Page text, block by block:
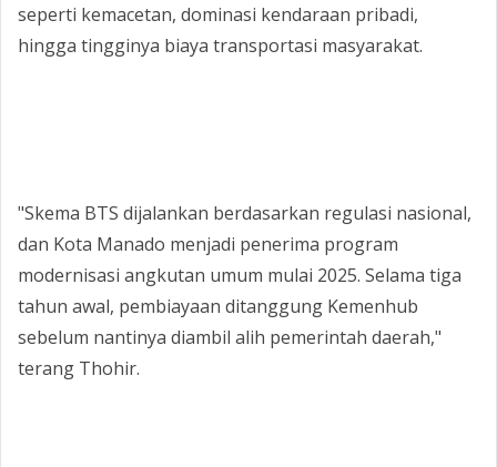
seperti kemacetan, dominasi kendaraan pribadi,
hingga tingginya biaya transportasi masyarakat.
‎"Skema BTS dijalankan berdasarkan regulasi nasional,
dan Kota Manado menjadi penerima program
modernisasi angkutan umum mulai 2025. Selama tiga
tahun awal, pembiayaan ditanggung Kemenhub
sebelum nantinya diambil alih pemerintah daerah,"
terang Thohir.